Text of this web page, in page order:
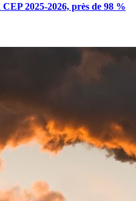
2025-2026, près de 98 %